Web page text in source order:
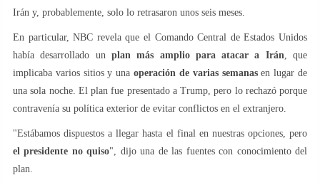
Irán y, probablemente, solo lo retrasaron unos seis meses.
En particular, NBC revela que el Comando Central de Estados Unidos
había desarrollado unplan más amplio para atacar a Irán, que
implicaba varios sitios y unaoperación de varias semanasen lugar de
una sola noche. El plan fue presentado a Trump, pero lo rechazó porque
contravenía su política exterior de evitar conflictos en el extranjero.
"Estábamos dispuestos a llegar hasta el final en nuestras opciones, pero
el presidente no quiso", dijo una de las fuentes con conocimiento del
plan.